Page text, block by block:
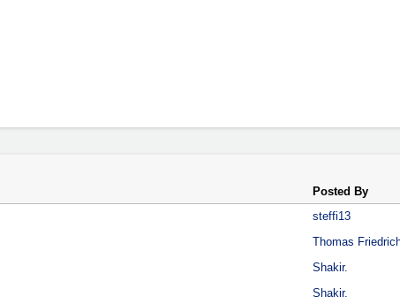
Posted By
steffi13
Thomas
Shakir.
Shakir.